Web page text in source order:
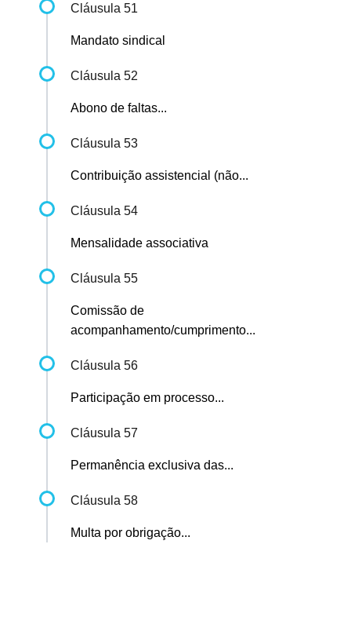
Cláusula 51
Mandato sindical
Cláusula 52
Abono de faltas...
Cláusula 53
Contribuição assistencial (não...
Cláusula 54
Mensalidade associativa
Cláusula 55
Comissão de
acompanhamento/cumprimento...
Cláusula 56
Participação em processo...
Cláusula 57
Permanência exclusiva das...
Cláusula 58
Multa por obrigação...